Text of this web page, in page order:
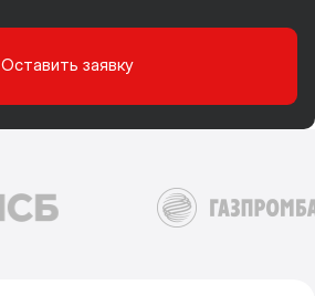
Оставить заявку